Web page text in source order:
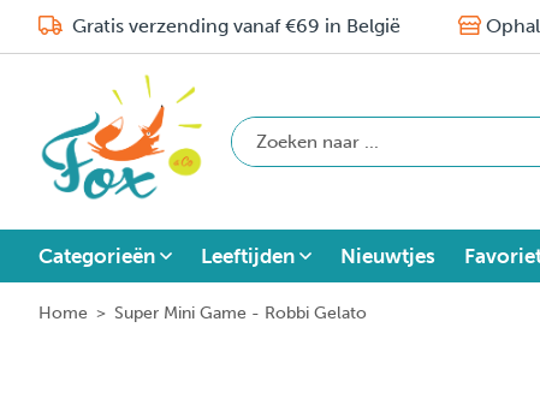
Gratis verzending vanaf €69 in België
Categorieën Leeftijden Nieuwtjes
Home > Super Mini Game - Robbi Gelato